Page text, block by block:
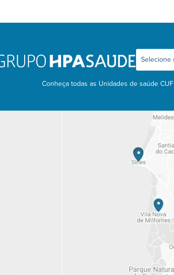
Conheça todas as Unidades de saúde CUF